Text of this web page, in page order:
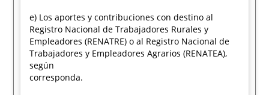
e) Los aportes y contribuciones con destino al
Registro Nacional de Trabajadores Rurales y
Empleadores (RENATRE) o al Registro Nacional de
Trabajadores y Empleadores Agrarios (RENATEA),
según
corresponda.